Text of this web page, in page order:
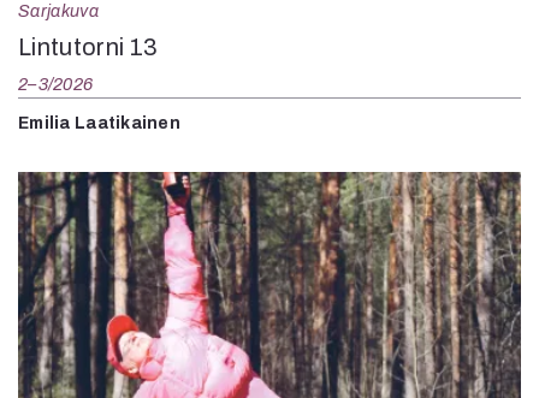
Sarjakuva
Lintutorni 13
2–3/2026
Emilia Laatikainen